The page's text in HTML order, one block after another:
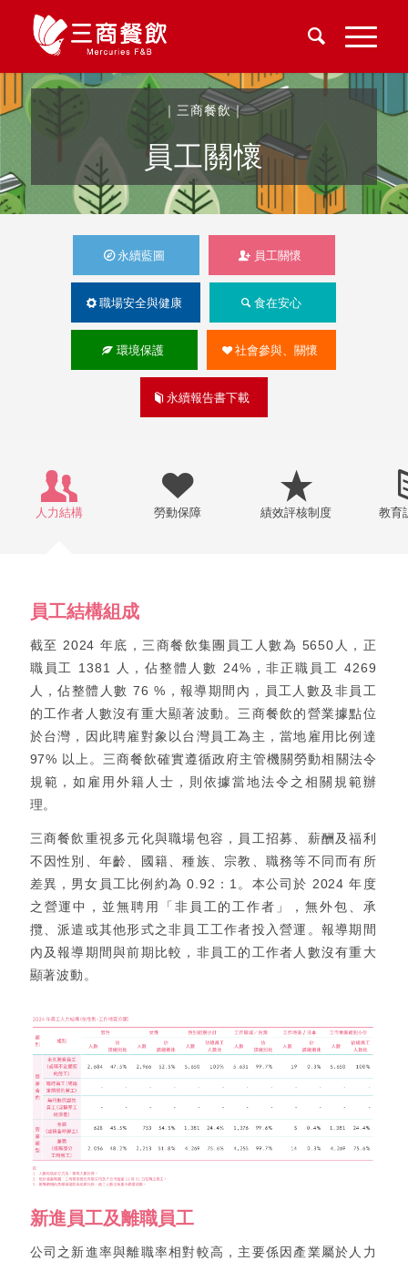
｜三商餐飲｜
員工關懷
永續藍圖 員工關懷
職場安全與健康 食在安心
環境保護 社會參與、關懷
永續報告書下載
人力結構 勞動保障 績效評核制度 教育
員工結構組成
截至 2024 年底，三商餐飲集團員工人數為 5650人，正
職員工 1381 人，佔整體人數 24%，非正職員工 4269
人，佔整體人數 76 %，報導期間內，員工人數及非員工
的工作者人數沒有重大顯著波動。三商餐飲的營業據點位
於台灣，因此聘雇對象以台灣員工為主，當地雇用比例達
97% 以上。三商餐飲確實遵循政府主管機關勞動相關法令
規範，如雇用外籍人士，則依據當地法令之相關規範辦
理。
三商餐飲重視多元化與職場包容，員工招募、薪酬及福利
不因性別、年齡、國籍、種族、宗教、職務等不同而有所
差異，男女員工比例約為 0.92：1。本公司於 2024 年度
之營運中，並無聘用「非員工的工作者」，無外包、承
攬、派遣或其他形式之非員工工作者投入營運。報導期間
內及報導期間與前期比較，非員工的工作者人數沒有重大
顯著波動。
新進員工及離職員工
公司之新進率與離職率相對較高，主要係因產業屬於人力